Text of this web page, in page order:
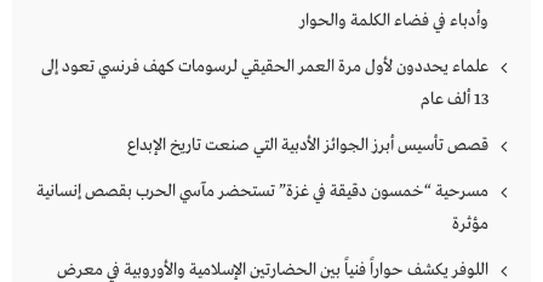
وأدباء في فضاء الكلمة والحوار
علماء يحددون لأول مرة العمر الحقيقي لرسومات كهف فرنسي تعود إلى
13 ألف عام
قصص تأسيس أبرز الجوائز الأدبية التي صنعت تاريخ الإبداع
مسرحية “خمسون دقيقة في غزة” تستحضر مآسي الحرب بقصص إنسانية
مؤثرة
اللوفر يكشف حواراً فنياً بين الحضارتين الإسلامية والأوروبية في معرض